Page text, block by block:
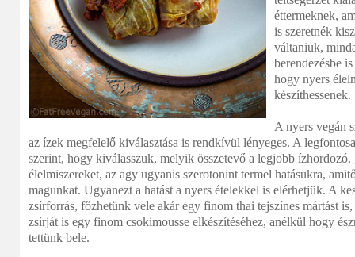
éttermeknek,
is szeretnék
váltaniuk,
berendezésbe
hogy nyers
készíthessenek.
A nyers vegán
az ízek megfelelő kiválasztása is rendkívül lényeges. A
szerint, hogy kiválasszuk, melyik összetevő a legjobb ízhordozó.
élelmiszereket, az agy ugyanis szerotonint termel hatásukra,
magunkat. Ugyanezt a hatást a nyers ételekkel is elérhetjük. A
zsírforrás, főzhetünk vele akár egy finom thai tejszínes mártást
zsírját is egy finom csokimousse elkészítéséhez, anélkül hogy
tettünk bele.